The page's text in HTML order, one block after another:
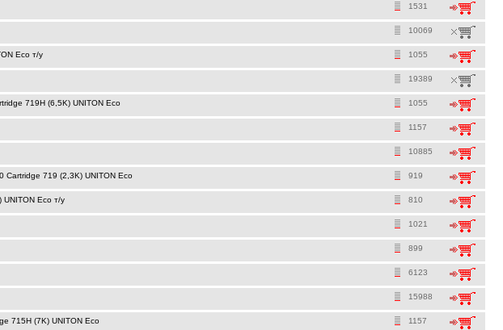
1531
10069
Eco т/у 1055
19389
719H (6,5K) UNITON Eco 1055
1157
10885
719 (2,3K) UNITON Eco 919
Eco т/у 810
1021
899
6123
15988
715H (7K) UNITON Eco 1157